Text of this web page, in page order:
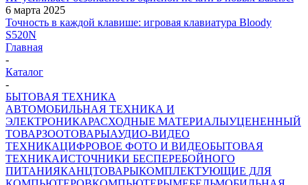
6 марта 2025
Точность в каждой клавише: игровая клавиатура Bloody
S520N
Главная
-
Каталог
-
БЫТОВАЯ ТЕХНИКА
АВТОМОБИЛЬНАЯ ТЕХНИКА И
ЭЛЕКТРОНИКАРАСХОДНЫЕ МАТЕРИАЛЫУЦЕНЕННЫЙ
ТОВАРЗООТОВАРЫАУДИО-ВИДЕО
ТЕХНИКАЦИФРОВОЕ ФОТО И ВИДЕОБЫТОВАЯ
ТЕХНИКАИСТОЧНИКИ БЕСПЕРЕБОЙНОГО
ПИТАНИЯКАНЦТОВАРЫКОМПЛЕКТУЮЩИЕ ДЛЯ